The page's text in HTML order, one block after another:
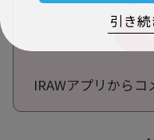
引き
IRAWアプリから